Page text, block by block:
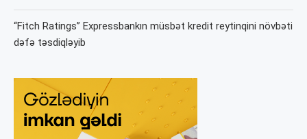
“Fitch Ratings” Expressbankın müsbət kredit reytinqini növbəti
dəfə təsdiqləyib